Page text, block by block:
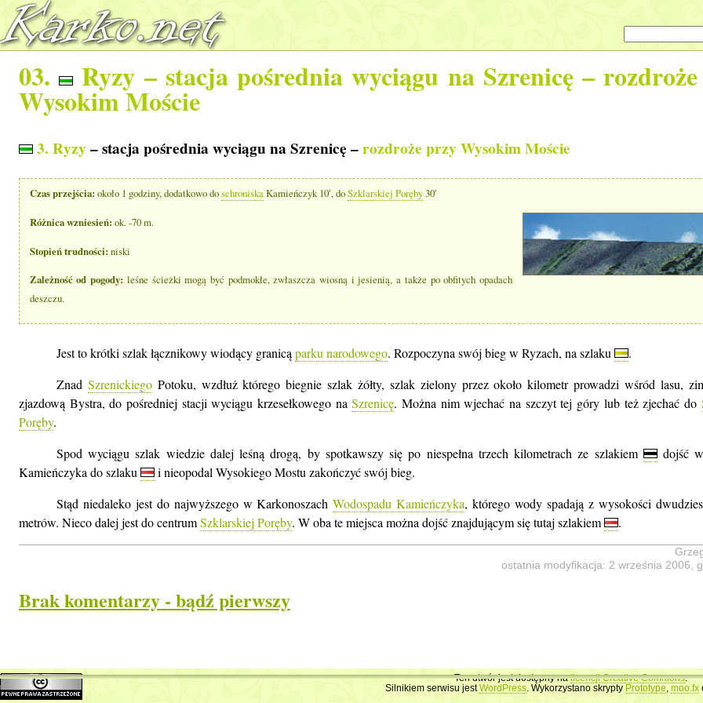
03. Ryzy – stacja pośrednia wyciągu na Szrenicę –
Wysokim Moście
3. Ryzy– stacja pośrednia wyciągu na Szrenicę –rozdroże przy Wysokim Moście
Czas przejścia: około 1 godziny, dodatkowo doschroniskaKamieńczyk 10′, doSzklarskiej Poręby30′
Różnica wzniesień: ok. -70 m.
Stopień trudności: niski
Zależność od pogody: leśne ścieżki mogą być podmokłe, zwłaszcza wiosną i jesienią, a także po obfitych opadach
deszczu.
Jest to krótki szlak łącznikowy wiodący granicąparku narodowego. Rozpoczyna swój bieg w Ryzach, na szlaku
.
Znad SzrenickiegoPotoku, wzdłuż którego biegnie szlak żółty, szlak zielony przez około kilometr prowadzi wśród lasu,
zjazdową Bystra, do pośredniej stacji wyciągu krzesełkowego naSzrenicę. Można nim wjechać na szczyt tej góry lub też zjechać do
Poręby.
Spod wyciągu szlak wiedzie dalej leśną drogą, by spotkawszy się po niespełna trzech kilometrach ze szlakiem
dojść
Kamieńczyka do szlaku
i nieopodal Wysokiego Mostu zakończyć swój bieg.
Stąd niedaleko jest do najwyższego w KarkonoszachWodospadu Kamieńczyka, którego wody spadają z wysokości
metrów. Nieco dalej jest do centrumSzklarskiej Poręby. W oba te miejsca można dojść znajdującym się tutaj szlakiem .
ostatnia modyfikacja: 2 września 2006,
Brak komentarzy - bądź pierwszy
Dodaj swój komentarz
Ten utwór jest dostępny nalicencji Creative Commons.
Silnikiem serwisu jestWordPress. Wykorzystano skrypty Prototype moo.fx